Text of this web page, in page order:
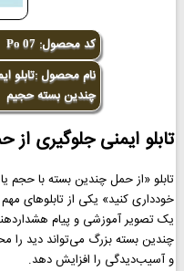
کد محصول: Po 07
نام محصول :تابلو
چندین بسته حجیم
تابلو ایمنی جلوگیری
تابلو «از حمل چندین بسته با حجم
خودداری کنید» یکی از تابلوهای
یک تصویر آموزشی و پیام
چندین بسته بزرگ می‌تواند دید را
و آسیب‌دیدگی را افزایش دهد.